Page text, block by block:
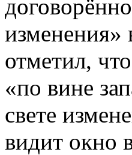
изменения»
отметил,
«по вине
свете
видит окно